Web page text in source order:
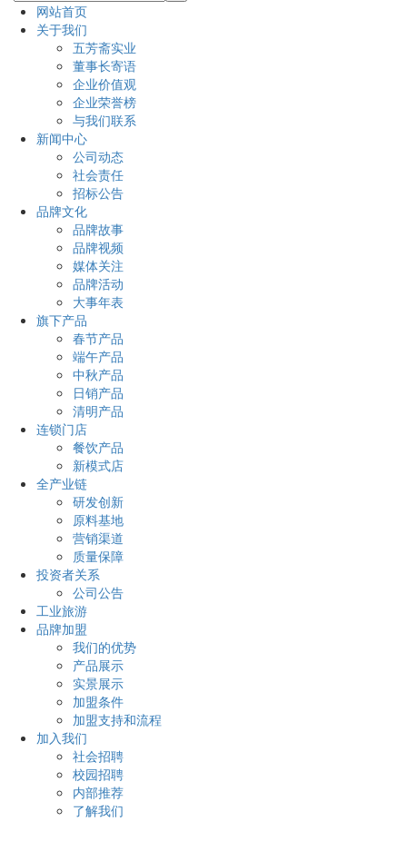
网站首页
关于我们
五芳斋实业
董事长寄语
企业价值观
企业荣誉榜
与我们联系
新闻中心
公司动态
社会责任
招标公告
品牌文化
品牌故事
品牌视频
媒体关注
品牌活动
大事年表
旗下产品
春节产品
端午产品
中秋产品
日销产品
清明产品
连锁门店
餐饮产品
新模式店
全产业链
研发创新
原料基地
营销渠道
质量保障
投资者关系
公司公告
工业旅游
品牌加盟
我们的优势
产品展示
实景展示
加盟条件
加盟支持和流程
加入我们
社会招聘
校园招聘
内部推荐
了解我们